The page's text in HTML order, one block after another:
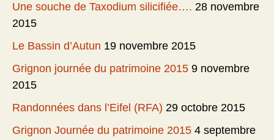
Une souche de Taxodium silicifiée…. 28 novembre
2015
Le Bassin d’Autun 19 novembre 2015
Grignon journée du patrimoine 2015 9 novembre
2015
Randonnées dans l’Eifel (RFA) 29 octobre 2015
Grignon Journée du patrimoine 2015 4 septembre